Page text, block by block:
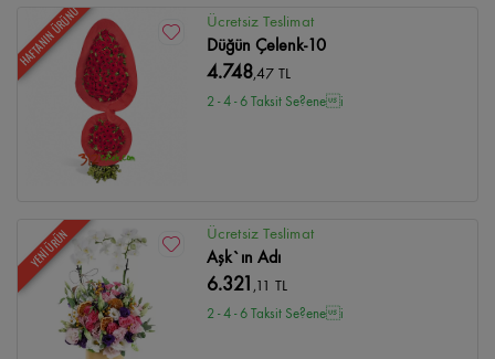
HAFTANIN ÜRÜNÜ Ücretsiz Teslimat
Düğün Çelenk-10
4.748,47 TL
2 - 4 - 6 Taksit Se?enei
YENİ ÜRÜN Ücretsiz Teslimat
Aşk`ın Adı
6.321 ,11 TL
2 - 4 - 6 Taksit Se?enei